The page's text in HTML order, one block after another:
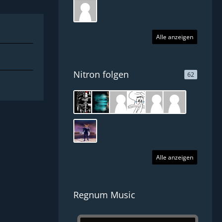
Alle anzeigen
Nitron folgen 62
Alle anzeigen
Regnum Music